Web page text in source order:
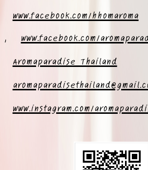
www.facebook.com/hhomaroma
,www.facebook.com/
Aromaparadise Thailand
www.instagram.com/